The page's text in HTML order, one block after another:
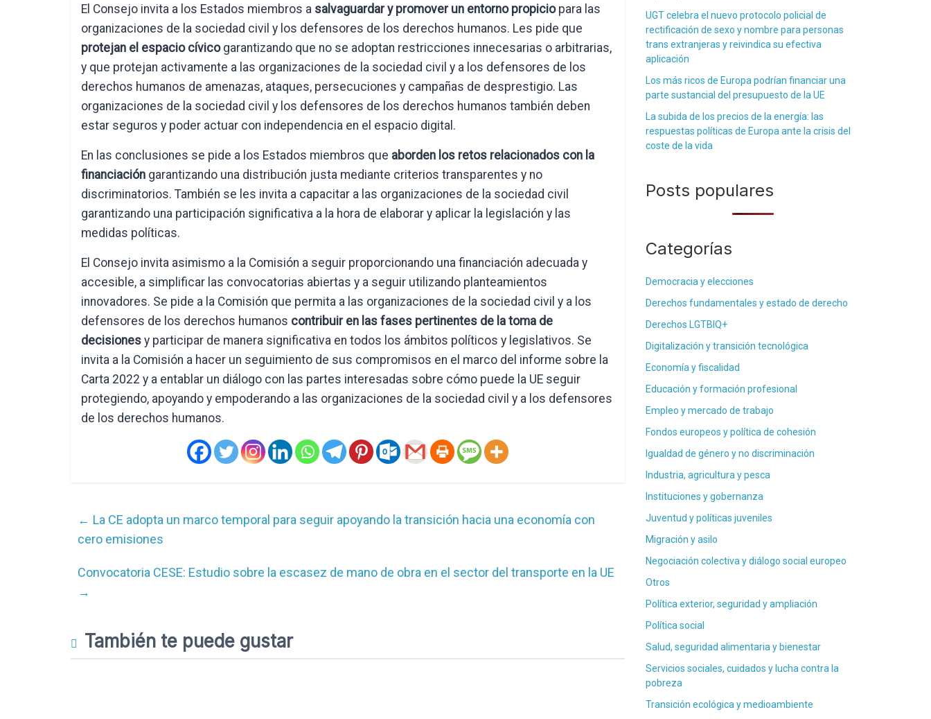
El Consejo invita a los Estados miembros a salvaguardar y promover un entorno propiciopara las
organizaciones de la sociedad civil y los defensores de los derechos humanos. Les pide que
protejan el espacio cívicogarantizando que no se adoptan restricciones innecesarias o arbitrarias,
y que protejan activamente a las organizaciones de la sociedad civil y a los defensores de los
derechos humanos de amenazas, ataques, persecuciones y campañas de desprestigio. Las
organizaciones de la sociedad civil y los defensores de los derechos humanos también deben
estar seguros y poder actuar con independencia en el espacio digital.
En las conclusiones se pide a los Estados miembros que aborden los retos relacionados con la
financiación garantizando una distribución justa mediante criterios transparentes y no
discriminatorios. También se les invita a capacitar a las organizaciones de la sociedad civil
garantizando una participación significativa a la hora de elaborar y aplicar la legislación y las
medidas políticas.
El Consejo invita asimismo a la Comisión a seguir proporcionando una financiación adecuada y
accesible, a simplificar las convocatorias abiertas y a seguir utilizando planteamientos
innovadores. Se pide a la Comisión que permita a las organizaciones de la sociedad civil y a los
defensores de los derechos humanos contribuir en las fases pertinentes de la toma de
decisiones y participar de manera significativa en todos los ámbitos políticos y legislativos. Se
invita a la Comisión a hacer un seguimiento de sus compromisos en el marco del informe sobre la
Carta 2022 y a entablar un diálogo con las partes interesadas sobre cómo puede la UE seguir
protegiendo, apoyando y empoderando a las organizaciones de la sociedad civil y a los defensores
de los derechos humanos.
← La CE adopta un marco temporal para seguir apoyando la transición hacia una economía con
cero emisiones
Convocatoria CESE: Estudio sobre la escasez de mano de obra en el sector del transporte en la UE
→
También te puede gustar
UGT celebra el nuevo protocolo policial de
rectificación de sexo y nombre para personas
trans extranjeras y reivindica su efectiva
aplicación
Los más ricos de Europa podrían financiar una
parte sustancial del presupuesto de la UE
La subida de los precios de la energía: las
respuestas políticas de Europa ante la crisis del
coste de la vida
Posts populares
Categorías
Democracia y elecciones
Derechos fundamentales y estado de derecho
Derechos LGTBIQ+
Digitalización y transición tecnológica
Economía y fiscalidad
Educación y formación profesional
Empleo y mercado de trabajo
Fondos europeos y política de cohesión
Igualdad de género y no discriminación
Industria, agricultura y pesca
Instituciones y gobernanza
Juventud y políticas juveniles
Migración y asilo
Negociación colectiva y diálogo social europeo
Otros
Política exterior, seguridad y ampliación
Política social
Salud, seguridad alimentaria y bienestar
Servicios sociales, cuidados y lucha contra la
pobreza
Transición ecológica y medioambiente